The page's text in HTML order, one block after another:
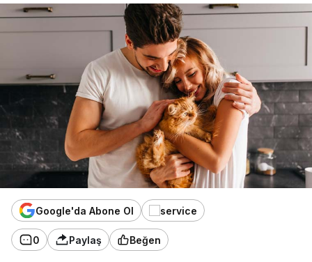
Google'da Abone Ol
0 Paylaş Beğen